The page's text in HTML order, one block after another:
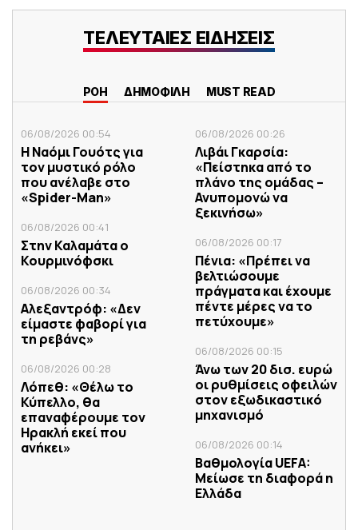
ΤΕΛΕΥΤΑΙΕΣ ΕΙΔΗΣΕΙΣ
ΡΟΗ ΔΗΜΟΦΙΛΗ MUST READ
06/08/2026 00:54
Η Ναόμι Γουότς για
τον μυστικό ρόλο
που ανέλαβε στο
«Spider-Man»
06/08/2026 00:41
Στην Καλαμάτα ο
Κουρμινόφσκι
06/08/2026 00:34
Αλεξαντρόφ: «Δεν
είμαστε φαβορί για
τη ρεβάνς»
06/08/2026 00:28
Λόπεθ: «Θέλω το
Κύπελλο, θα
επαναφέρουμε τον
Ηρακλή εκεί που
ανήκει»
06/08/2026 00:26
Λιβάι Γκαρσία:
«Πείστηκα από το
πλάνο της ομάδας –
Ανυπομονώ να
ξεκινήσω»
06/08/2026 00:17
Πένια: «Πρέπει να
βελτιώσουμε
πράγματα και έχουμε
πέντε μέρες να το
πετύχουμε»
06/08/2026 00:15
Άνω των 20 δισ. ευρώ
οι ρυθμίσεις οφειλών
στον εξωδικαστικό
μηχανισμό
06/08/2026 00:14
Βαθμολογία UEFA:
Μείωσε τη διαφορά η
Ελλάδα